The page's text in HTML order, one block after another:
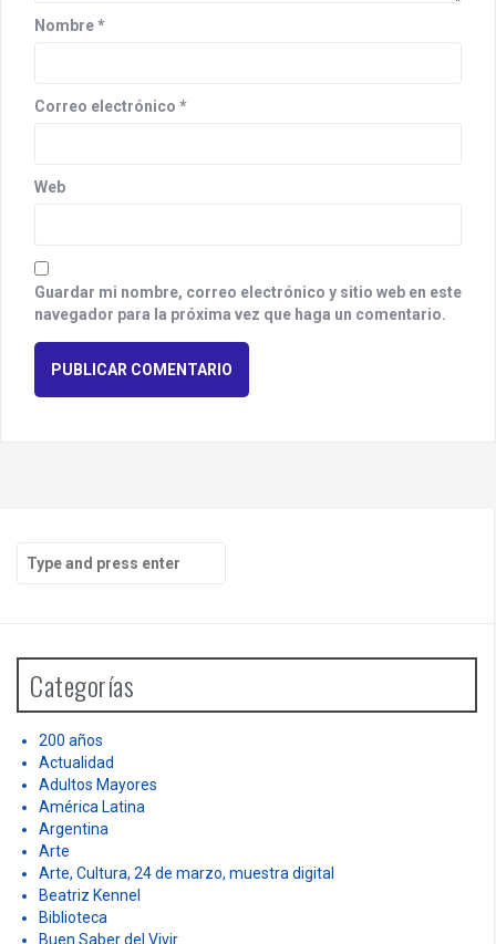
Nombre*
Correo electrónico *
Web
Guardar mi nombre, correo electrónico y sitio web en este
navegador para la próxima vez que haga un comentario.
h
o
Categorías
200 años
Actualidad
Adultos Mayores
América Latina
Argentina
Arte
Arte, Cultura, 24 de marzo, muestra digital
Beatriz Kennel
Biblioteca
Buen Saber del Vivir